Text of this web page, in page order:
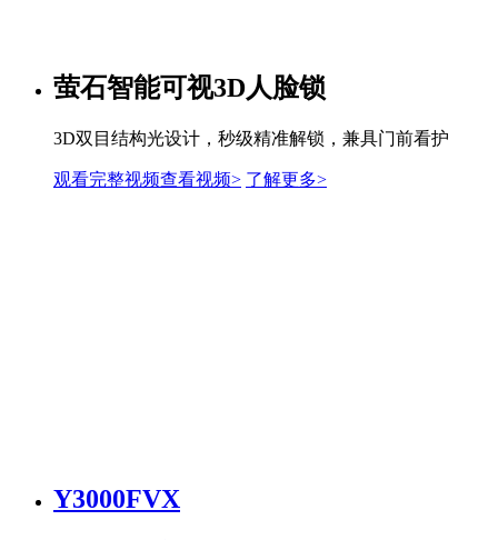
萤石智能可视3D人脸锁
3D双目结构光设计，秒级精准解锁，兼具门前看护
观看完整视频查看视频> 了解更多>
Y3000FVX